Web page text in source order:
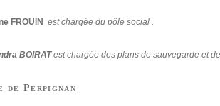
FROUIN est chargée du pôle social .
BOIRAT est chargée des plans de sauvegarde et
de Perpignan